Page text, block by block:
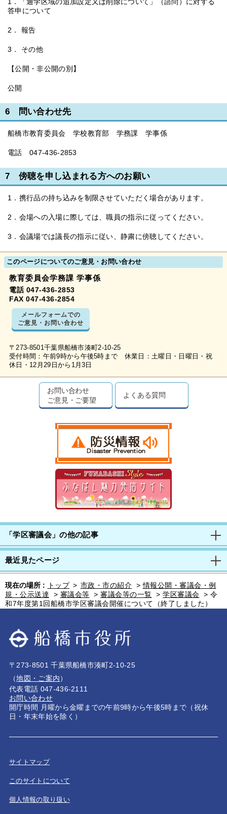
答申について
2． 報告
3． その他
【公開・非公開の別】
公開
6 問い合わせ先
船橋市教育委員会 学校教育部 学務課 学事係
電話 047-436-2853
7 傍聴を申し込まれる方へのお願い
1．携行品の持ち込みを制限させていただく場合があります。
2．会場への入場に際しては、職員の指示に従ってください。
3．会議場では議長の指示に従い、静粛に傍聴してください。
このページについてのご意見・お問い合わせ
教育委員会学務課 学事係
電話 047-436-2853
FAX 047-436-2854
メールフォームでの
ご意見・お問い合わせ
〒273-8501千葉県船橋市湊町2-10-25
受付時間：午前9時から午後5時まで 休業日：土曜日・日曜日・祝
休日・12月29日から1月3日
お問い合わせ
ご意見・ご要望
よくある質問
「学区審議会」の他の記事
最近見たページ
現在の場所 : トップ > 市政・市の紹介 >情報公開・審議会・例
規・公示送達
> 審議会等 > 審議会等の一覧 > 学区審議会 > 令
和7年度第1回船橋市学区審議会開催について（終了しました）
〒273-8501 千葉県船橋市湊町2-10-25
（地図・ご案内）
代表電話 047-436-2111
お問い合わせ
開庁時間 月曜から金曜までの午前9時から午後5時まで（祝休
日・年末年始を除く）
サイトマップ
このサイトについて
個人情報の取り扱い